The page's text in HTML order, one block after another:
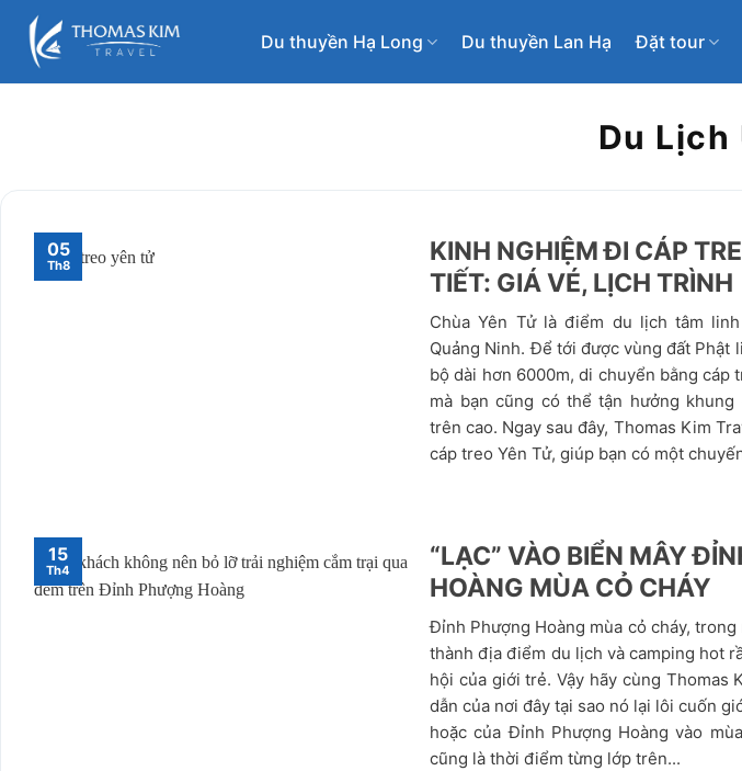
qua
Du thuyền Hạ Long Du thuyền Lan Hạ Đặt tour
Du Lịch
KINH NGHIỆM ĐI CÁP
TIẾT: GIÁ VÉ, LỊCH TRÌNH
Chùa Yên Tử là điểm du lịch tâm
Quảng Ninh. Để tới được vùng đất Phật
bộ dài hơn 6000m, di chuyển bằng cáp
mà bạn cũng có thể tận hưởng
trên cao. Ngay sau đây, Thomas Kim
cáp treo Yên Tử, giúp bạn có một
05
Th8
“LẠC” VÀO BIỂN MÂY
HOÀNG MÙA CỎ CHÁY
Đỉnh Phượng Hoàng mùa cỏ cháy,
thành địa điểm du lịch và camping hot
hội của giới trẻ. Vậy hãy cùng Thomas
dẫn của nơi đây tại sao nó lại lôi cuốn
hoặc của Đỉnh Phượng Hoàng vào
cũng là thời điểm từng lớp trên...
15
Th4